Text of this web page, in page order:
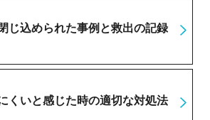
じ込められた事例と救出の記録
くいと感じた時の適切な対処法